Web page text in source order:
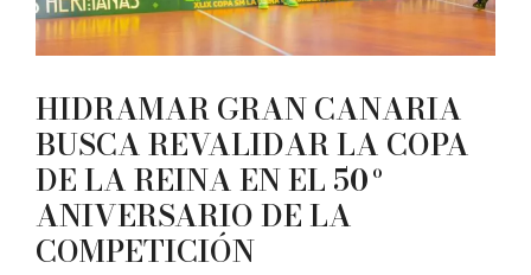
HIDRAMAR GRAN CANARIA
BUSCA REVALIDAR LA COPA
DE LA REINA EN EL 50º
ANIVERSARIO DE LA
COMPETICIÓN